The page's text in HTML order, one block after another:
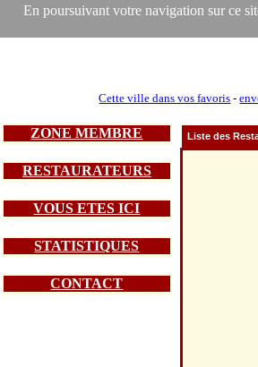
En poursuivant votre navigation sur ce
Cette ville dans vos favoris -
ZONE MEMBRE
RESTAURATEURS
VOUS ETES ICI
STATISTIQUES
CONTACT
Liste des